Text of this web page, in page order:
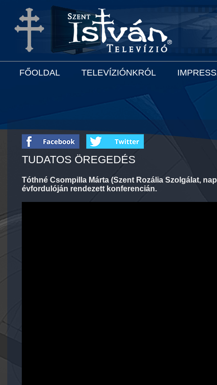
FŐOLDAL TELEVÍZIÓNKRÓL
TUDATOS ÖREGEDÉS
Tóthné Csompilla Márta (Szent Rozália Szolgálat,
évfordulóján rendezett konferencián.